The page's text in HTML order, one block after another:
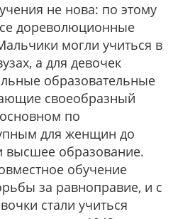
не нова: по этому
дореволюционные
могли учиться в
а для девочек
образовательные
своеобразный
по
для женщин до
высшее образование.
обучение
за равноправие, и с
стали учиться